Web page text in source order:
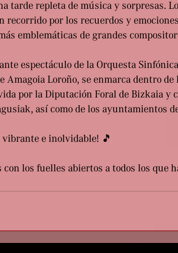
tarde repleta de música y sorpresas.
recorrido por los recuerdos y
emblemáticas de grandes
espectáculo de la Orquesta
Amagoia Loroño, se enmarca dentro
por la Diputación Foral de Bizkaia y
así como de los ayuntamientos
vibrante e inolvidable! 🎵
con los fuelles abiertos a todos los que